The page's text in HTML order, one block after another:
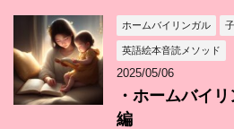
ホームバイリンガル
英語絵本音読メソッド
2025/05/06
・ホームバイ
編